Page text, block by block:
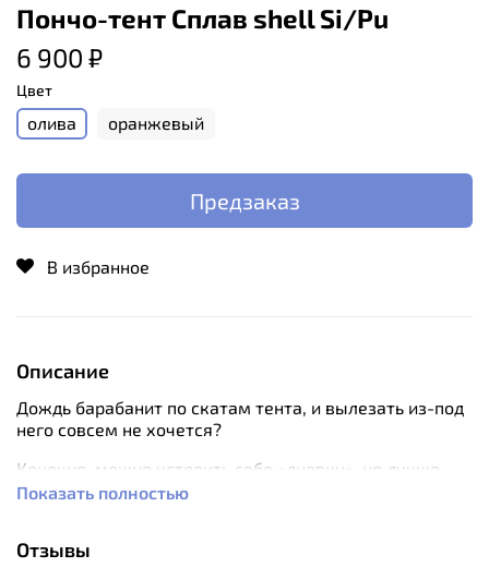
Пончо-тент Сплав shell Si/Pu
6 900 ₽
Цвет
олива оранжевый
Предзаказ
В избранное
Описание
Дождь барабанит по скатам тента, и вылезать из-под
него совсем не хочется?
Конечно, можно устроить себе «дневку», но лучше
воспользоватьсяпончо-тентом
Как любое универсальное снаряжение,
Показать полностью
Отзывы